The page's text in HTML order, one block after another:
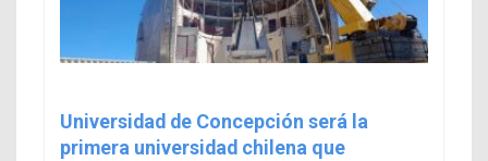
Universidad de Concepción será la
primera universidad chilena que